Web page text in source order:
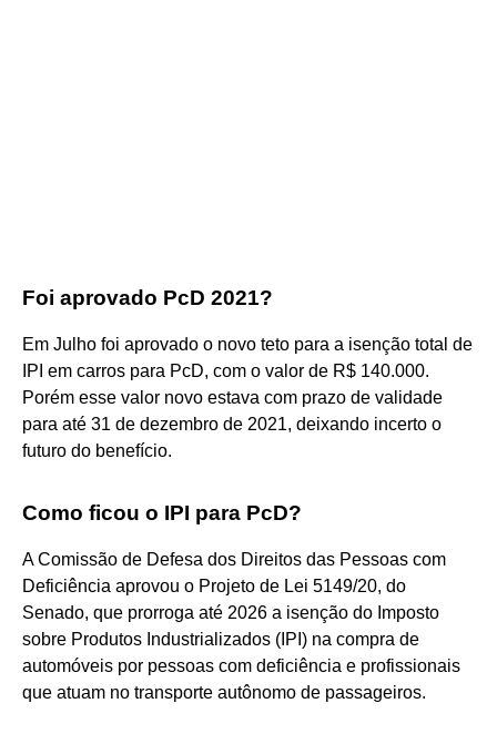
Foi aprovado PcD 2021?
Em Julho foi aprovado o novo teto para a isenção total de
IPI em carros para PcD, com o valor de R$ 140.000.
Porém esse valor novo estava com prazo de validade
para até 31 de dezembro de 2021, deixando incerto o
futuro do benefício.
Como ficou o IPI para PcD?
A Comissão de Defesa dos Direitos das Pessoas com
Deficiência aprovou o Projeto de Lei 5149/20, do
Senado, que prorroga até 2026 a isenção do Imposto
sobre Produtos Industrializados (IPI) na compra de
automóveis por pessoas com deficiência e profissionais
que atuam no transporte autônomo de passageiros.